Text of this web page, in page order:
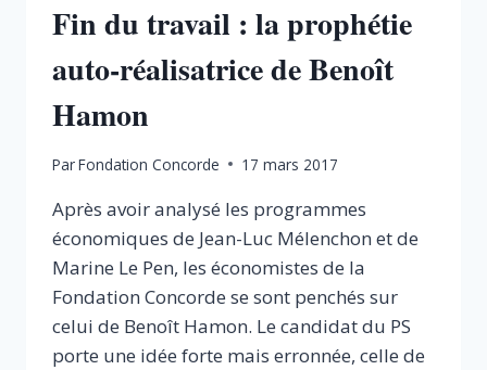
Fin du travail : la prophétie
auto-réalisatrice de Benoît
Hamon
ParFondation Concorde 17 mars 2017
Après avoir analysé les programmes
économiques de Jean-Luc Mélenchon et de
Marine Le Pen, les économistes de la
Fondation Concorde se sont penchés sur
celui de Benoît Hamon. Le candidat du PS
porte une idée forte mais erronnée, celle de